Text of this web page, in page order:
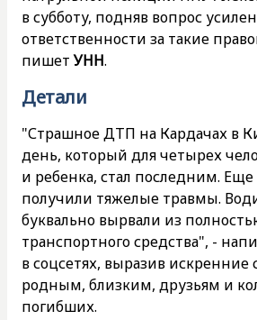
в субботу, подняв вопрос
ответственности за такие
пишетУНН.
Детали
"Страшное ДТП на Кардачах в
день, который для четырех
и ребенка, стал последним. Еще
получили тяжелые травмы.
буквально вырвали из
транспортного средства", -
в соцсетях, выразив искренние
родным, близким, друзьям и
погибших.